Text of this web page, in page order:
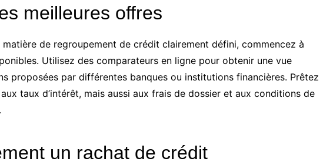
meilleures offres
de regroupement de crédit clairement défini, commencez à
Utilisez des comparateurs en ligne pour obtenir une vue
proposées par différentes banques ou institutions financières. Prêtez
taux d’intérêt, mais aussi aux frais de dossier et aux conditions de
un rachat de crédit